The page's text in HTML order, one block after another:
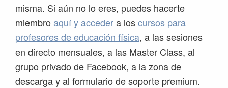
misma. Si aún no lo eres, puedes hacerte
miembro aquí y accedera loscursos para
profesores de educación física, a las sesiones
en directo mensuales, a las Master Class, al
grupo privado de Facebook, a la zona de
descarga y al formulario de soporte premium.